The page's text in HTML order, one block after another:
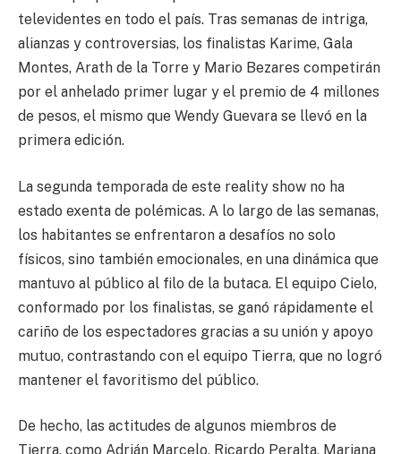
televidentes en todo el país. Tras semanas de intriga,
alianzas y controversias, los finalistas Karime, Gala
Montes, Arath de la Torre y Mario Bezares competirán
por el anhelado primer lugar y el premio de 4 millones
de pesos, el mismo que Wendy Guevara se llevó en la
primera edición.
La segunda temporada de este reality show no ha
estado exenta de polémicas. A lo largo de las semanas,
los habitantes se enfrentaron a desafíos no solo
físicos, sino también emocionales, en una dinámica que
mantuvo al público al filo de la butaca. El equipo Cielo,
conformado por los finalistas, se ganó rápidamente el
cariño de los espectadores gracias a su unión y apoyo
mutuo, contrastando con el equipo Tierra, que no logró
mantener el favoritismo del público.
De hecho, las actitudes de algunos miembros de
Tierra, como Adrián Marcelo, Ricardo Peralta, Mariana